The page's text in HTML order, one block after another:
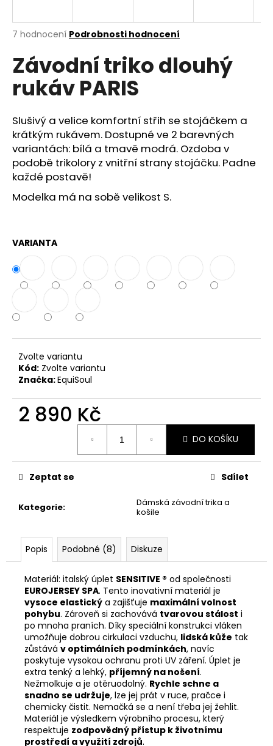
Průměrné
produktu
je
hvězdiček.
7 hodnocení Podrobnosti hodnocení
Závodní triko dlouhý
rukáv PARIS
Slušivý a velice komfortní střih se stojáčkem a
krátkým rukávem. Dostupné ve 2 barevných
variantách: bílá a tmavě modrá. Ozdoba v
podobě trikolory z vnitřní strany stojáčku. Padne
každé postavě!
Modelka má na sobě velikost S.
VARIANTA
Zvolte variantu
Kód: Zvolte variantu
Značka:EquiSoul
2 890 Kč
DO KOŠÍKU
Kategorie:
Dámská závodní trika a
košile
Zeptat se Sdílet
Popis Podobné (8) Diskuze
Materiál: italský úplet SENSITIVE ® od společnosti
EUROJERSEY SPA. Tento inovativní materiál je
vysoce elastický a zajišťuje maximální volnost
pohybu. Zároveň si zachovává tvarovou stálost i
po mnoha praních. Díky speciální konstrukci vláken
umožňuje dobrou cirkulaci vzduchu, lidská kůže tak
zůstává v optimálních podmínkách, navíc
poskytuje vysokou ochranu proti UV záření. Úplet je
extra tenký a lehký, příjemný na nošení.
Nežmolkuje a je otěruodolný. Rychle schne a
snadno se udržuje, lze jej prát v ruce, pračce i
chemicky čistit. Nemačká se a není třeba jej žehlit.
Materiál je výsledkem výrobního procesu, který
respektuje zodpovědný přístup k životnímu
prostředí a využití zdrojů.
j
t
?
HLEDAT
D
o
r
u
č
u
j
e
e